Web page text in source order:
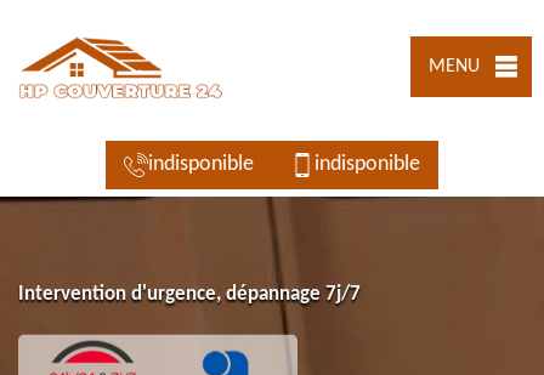
MENU
indisponible indisponible
Intervention d'urgence, dépannage 7j/7